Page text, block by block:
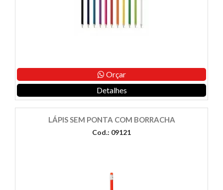
Orçar
Detalhes
LÁPIS SEM PONTA COM BORRACHA
Cod.: 09121